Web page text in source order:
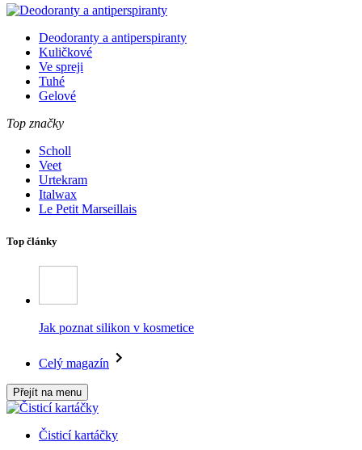
Deodoranty a antiperspiranty
Kuličkové
Ve spreji
Tuhé
Gelové
Top značky
Scholl
Veet
Urtekram
Italwax
Le Petit Marseillais
Top články
Jak poznat silikon v kosmetice
Celý magazín
Přejít na menu
Čisticí kartáčky